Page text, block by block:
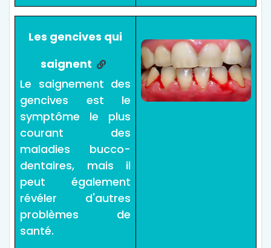
Les gencives qui
saignent
Le saignement des
gencives est le
symptôme le plus
courant des
maladies bucco-
dentaires, mais il
peut également
révéler d'autres
problèmes de
santé.